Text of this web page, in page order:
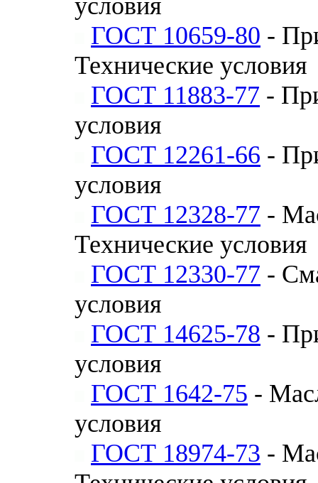
ГОСТ 10659-80 -
Технические условия
ГОСТ 11883-77 -
условия
ГОСТ 12261-66 -
условия
ГОСТ 12328-77 -
Технические условия
ГОСТ 12330-77 -
условия
ГОСТ 14625-78 -
условия
ГОСТ 1642-75 -
условия
ГОСТ 18974-73 -